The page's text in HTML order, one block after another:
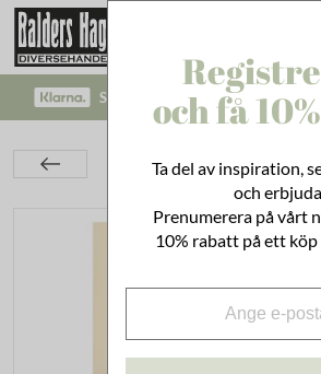
SÄKRA BETALNINGAR MED
Poster Krasse Liten
och få
Ta del av inspiration,
och
Prenumerera på vårt
10% rabatt på ett